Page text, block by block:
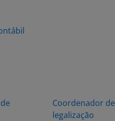
Coordenador de
legalização